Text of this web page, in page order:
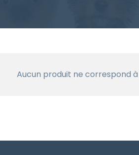
Aucun produit ne correspond